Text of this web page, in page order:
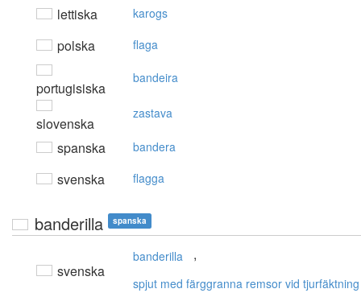
lettiska karogs
polska flaga
portugisiska
bandeira
slovenska
zastava
spanska bandera
svenska flagga
banderilla spanska
svenska
banderilla ,
spjut med färggranna remsor vid tjurfäktning